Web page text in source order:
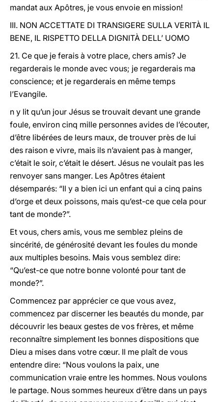
mandat aux Apôtres, je vous envoie en mission!
III. NON ACCETTATE DI TRANSIGERE SULLA VERITÀ IL
BENE, IL RISPETTO DELLA DIGNITÀ DELL’ UOMO
21. Ce que je ferais à votre place, chers amis? Je
regarderais le monde avec vous; je regarderais ma
conscience; et je regarderais en même temps
l’Evangile.
n y lit qu’un jour Jésus se trouvait devant une grande
foule, environ cinq mille personnes avides de l’écouter,
d’être libérées de leurs maux, de trouver près de lui
des raison e vivre, mais ils n’avaient pas à manger,
c’était le soir, c’était le désert. Jésus ne voulait pas les
renvoyer sans manger. Les Apôtres étaient
désemparés: “Il y a bien ici un enfant qui a cinq pains
d’orge et deux poissons, mais qu’est-ce que cela pour
tant de monde?”.
Et vous, chers amis, vous me semblez pleins de
sincérité, de générosité devant les foules du monde
aux multiples besoins. Mais vous semblez dire:
“Qu’est-ce que notre bonne volonté pour tant de
monde?”.
Commencez par apprécier ce que vous avez,
commencez par discerner les beautés du monde, par
découvrir les beaux gestes de vos frères, et même
reconnaître simplement les bonnes dispositions que
Dieu a mises dans votre cœur. Il me plaît de vous
entendre dire: “Nous voulons la paix, une
communication vraie entre les hommes. Nous voulons
le partage. Nous sommes heureux d’être dans un pays